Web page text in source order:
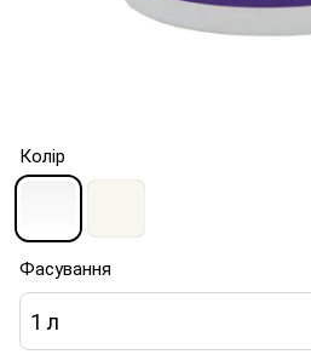
Колір
Фасування
1 л